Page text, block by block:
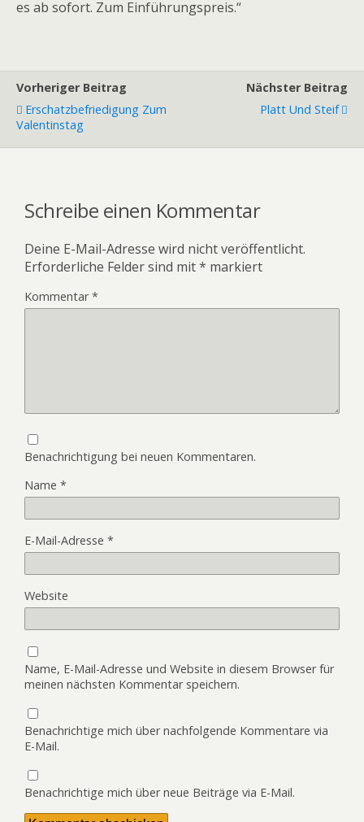
es ab sofort. Zum Einführungspreis.“
Vorheriger Beitrag
Erschatzbefriedigung Zum
Valentinstag
Nächster Beitrag
Platt Und Steif
Schreibe einen Kommentar
Deine E-Mail-Adresse wird nicht veröffentlicht.
Erforderliche Felder sind mit* markiert
Kommentar*
Benachrichtigung bei neuen Kommentaren.
Name *
E-Mail-Adresse *
Website
Name, E-Mail-Adresse und Website in diesem Browser für
meinen nächsten Kommentar speichern.
Benachrichtige mich über nachfolgende Kommentare via
E-Mail.
Benachrichtige mich über neue Beiträge via E-Mail.